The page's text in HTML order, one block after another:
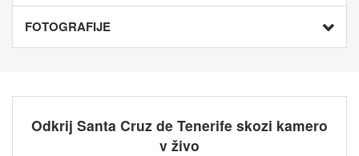
FOTOGRAFIJE
Odkrij Santa Cruz de Tenerife skozi kamero
v živo